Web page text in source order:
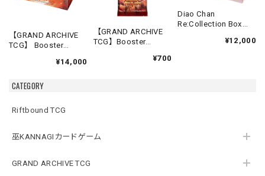
CATEGORY
Riftbound TCG
巫KANNAGIカードゲーム
GRAND ARCHIVE TCG
【GRAND ARCHIVE
TCG】 Booster
【Abyssal Heaven】
¥14,000
【GRAND ARCHIVE
TCG】Booster
Heaven】《英語版》
¥700
Diao Chan
Re:Collection Box
¥12,000